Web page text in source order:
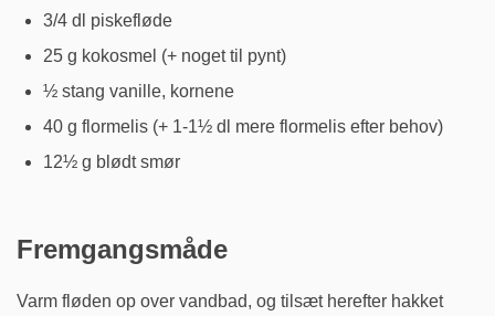
3/4 dl piskefløde
25 g kokosmel (+ noget til pynt)
½ stang vanille, kornene
40 g flormelis (+ 1-1½ dl mere flormelis efter behov)
12½ g blødt smør
Fremgangsmåde
Varm fløden op over vandbad, og tilsæt herefter hakket